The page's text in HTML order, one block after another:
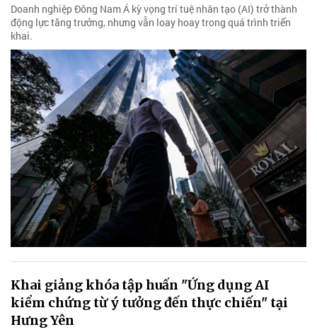
Doanh nghiệp Đông Nam Á kỳ vọng trí tuệ nhân tạo (AI) trở thành
động lực tăng trưởng, nhưng vẫn loay hoay trong quá trình triển
khai.
Khai giảng khóa tập huấn "Ứng dụng AI
kiểm chứng từ ý tưởng đến thực chiến" tại
Hưng Yên